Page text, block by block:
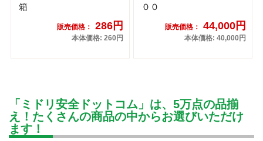
箱
販売価格： 286円
本体価格: 260円
００
販売価格： 44,000円
本体価格: 40,000円
「ミドリ安全ドットコム」は、5万点の品揃
え！たくさんの商品の中からお選びいただけ
ます！